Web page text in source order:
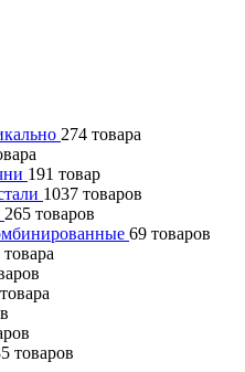
274 товара
191 товар
1037 товаров
265 товаров
69 товаров
товара
товара
товаров